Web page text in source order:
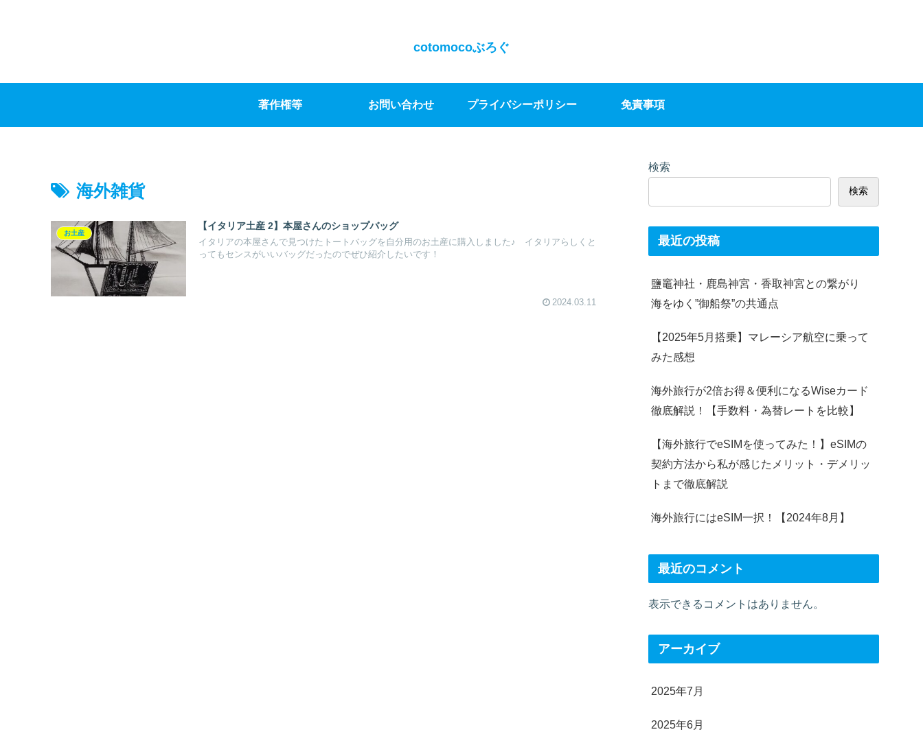
cotomocoぶろぐ
著作権等 お問い合わせ プライバシーポリシー 免責事項
海外雑貨
お土産
【イタリア土産 2】本屋さんのショップバッグ
イタリアの本屋さんで見つけたトートバッグを自分用のお土産に購入しました♪ イタリアらしくと
ってもセンスがいいバッグだったのでぜひ紹介したいです！
2024.03.11
検索
検索
最近の投稿
鹽竈神社・鹿島神宮・香取神宮との繋がり
海をゆく”御船祭”の共通点
【2025年5月搭乗】マレーシア航空に乗って
みた感想
海外旅行が2倍お得＆便利になるWiseカード
徹底解説！【手数料・為替レートを比較】
【海外旅行でeSIMを使ってみた！】eSIMの
契約方法から私が感じたメリット・デメリッ
トまで徹底解説
海外旅行にはeSIM一択！【2024年8月】
最近のコメント
表示できるコメントはありません。
アーカイブ
2025年7月
2025年6月